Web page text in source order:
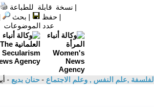
| نسخة قابلة للطباعة
|حفظ | بحث
عدد الموضوعات
الفلسفة ,علم النفس , وعلم الاجتماع - حنان بديع -